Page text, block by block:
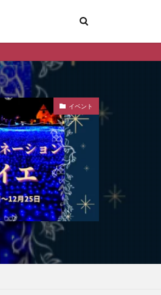
イベント